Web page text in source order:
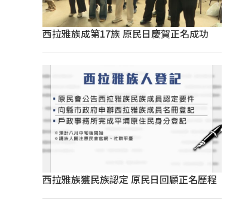
西拉雅族成第17族 原民日慶賀正名成功
西拉雅族獲民族認定 原民日回顧正名歷程